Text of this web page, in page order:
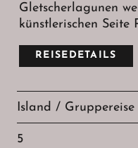
Gletscherlagunen
künstlerischen Seite
REISEDETAILS
Island / Gruppereise
5